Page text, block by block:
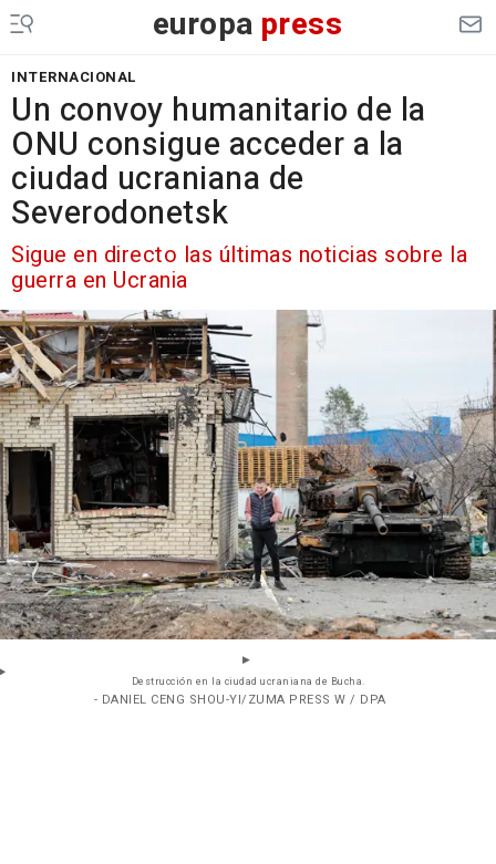
europa press
INTERNACIONAL
Un convoy humanitario de la
ONU consigue acceder a la
ciudad ucraniana de
Severodonetsk
Sigue en directo las últimas noticias sobre la
guerra en Ucrania
Destrucción en la ciudad ucraniana de Bucha.
- DANIEL CENG SHOU-YI/ZUMA PRESS W / DPA